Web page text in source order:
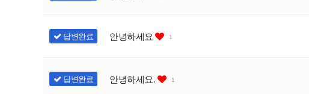
답변완료 안녕하세요 1
답변완료 안녕하세요. 1